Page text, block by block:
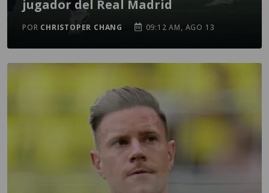
jugador del Real Madrid
POR CHRISTOPER CHANG 09:12 AM, AGO 13